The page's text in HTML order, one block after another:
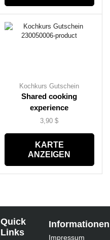
Kochkurs Gutschein
Shared cooking
experience
3,90$
KARTE
ANZEIGEN
Quick
Links
Informationen
Impressum